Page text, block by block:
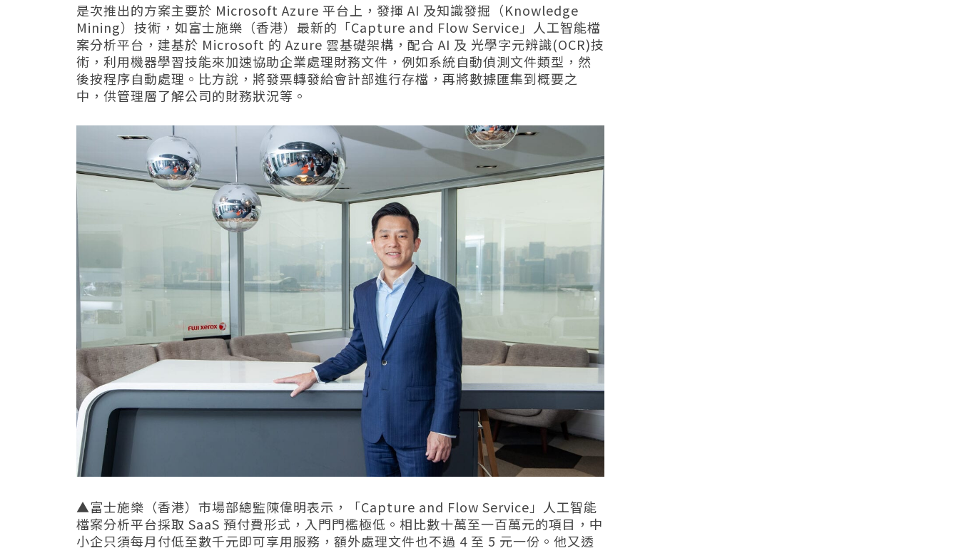
是次推出的方案主要於 Microsoft Azure 平台上，發揮 AI 及知識發掘（Knowledge
Mining）技術，如富士施樂（香港）最新的「Capture and Flow Service」人工智能檔
案分析平台，建基於 Microsoft 的 Azure 雲基礎架構，配合 AI 及 光學字元辨識(OCR)技
術，利用機器學習技能來加速協助企業處理財務文件，例如系統自動偵測文件類型，然
後按程序自動處理。比方說，將發票轉發給會計部進行存檔，再將數據匯集到概要之
中，供管理層了解公司的財務狀況等。
▲富士施樂（香港）市場部總監陳偉明表示，「Capture and Flow Service」人工智能
檔案分析平台採取 SaaS 預付費形式，入門門檻極低。相比數十萬至一百萬元的項目，中
小企只須每月付低至數千元即可享用服務，額外處理文件也不過 4 至 5 元一份。 他又透